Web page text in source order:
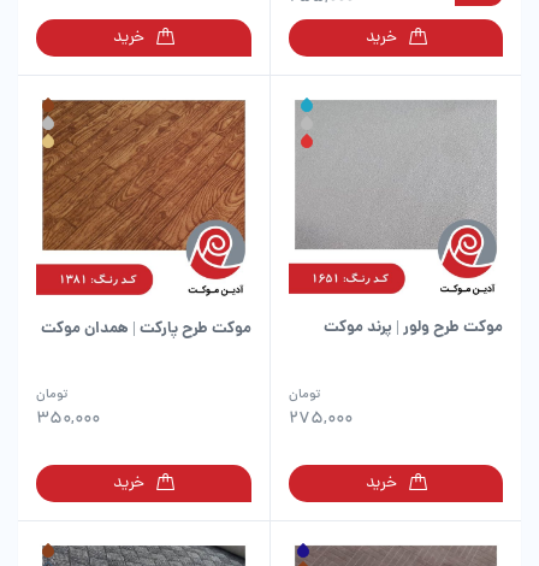
خرید
انواع
می
باشد.
گزینه
ها
ممکن
است
در
صفحه
محصول
انتخاب
شوند
خرید
انواع
می
باشد.
گزینه
ها
ممکن
است
در
صفحه
محصول
انتخاب
شوند
موکت طرح ولور | پرند موکت
275,000
تومان
خرید
انواع
می
باشد.
موکت طرح پارکت | همدان موکت
350,000
تومان
خرید
انواع
می
باشد.